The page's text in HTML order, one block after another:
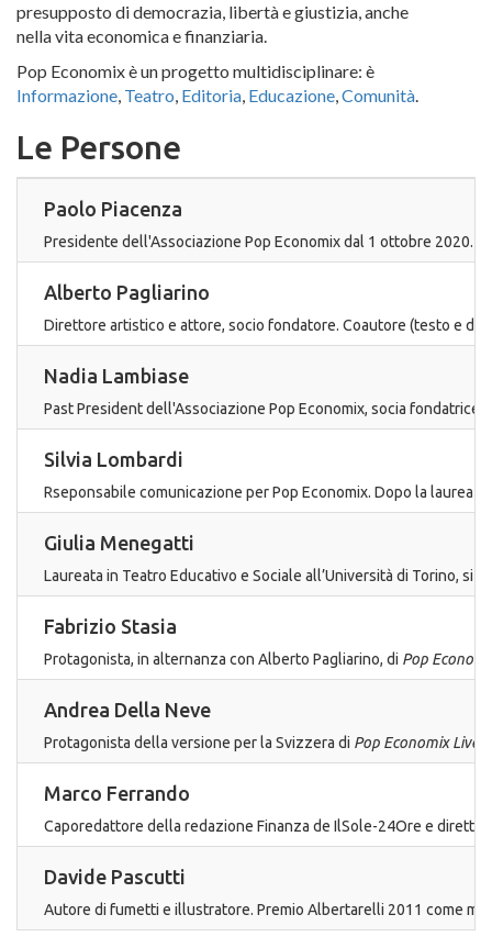
presupposto di democrazia, libertà e giustizia, anche
nella vita economica e finanziaria.
Pop Economix è un progetto multidisciplinare: è
Informazione Teatro Editoria Educazione Comunità
Le Persone
Paolo Piacenza
Presidente dell'Associazione Pop Economix dal 1 ottobre 2020.
Alberto Pagliarino
Direttore artistico e attore, socio fondatore. Coautore (testo e
Nadia Lambiase
Past President dell'Associazione Pop Economix, socia
Silvia Lombardi
Rseponsabile comunicazione per Pop Economix. Dopo la laurea
Giulia Menegatti
Laureata in Teatro Educativo e Sociale all’Università di Torino,
Fabrizio Stasia
Protagonista, in alternanza con Alberto Pagliarino, di Pop
Andrea Della Neve
Protagonista della versione per la Svizzera di Pop Economix Live
Marco Ferrando
Caporedattore della redazione Finanza de IlSole-24Ore e
Davide Pascutti
Autore di fumetti e illustratore. Premio Albertarelli 2011 come